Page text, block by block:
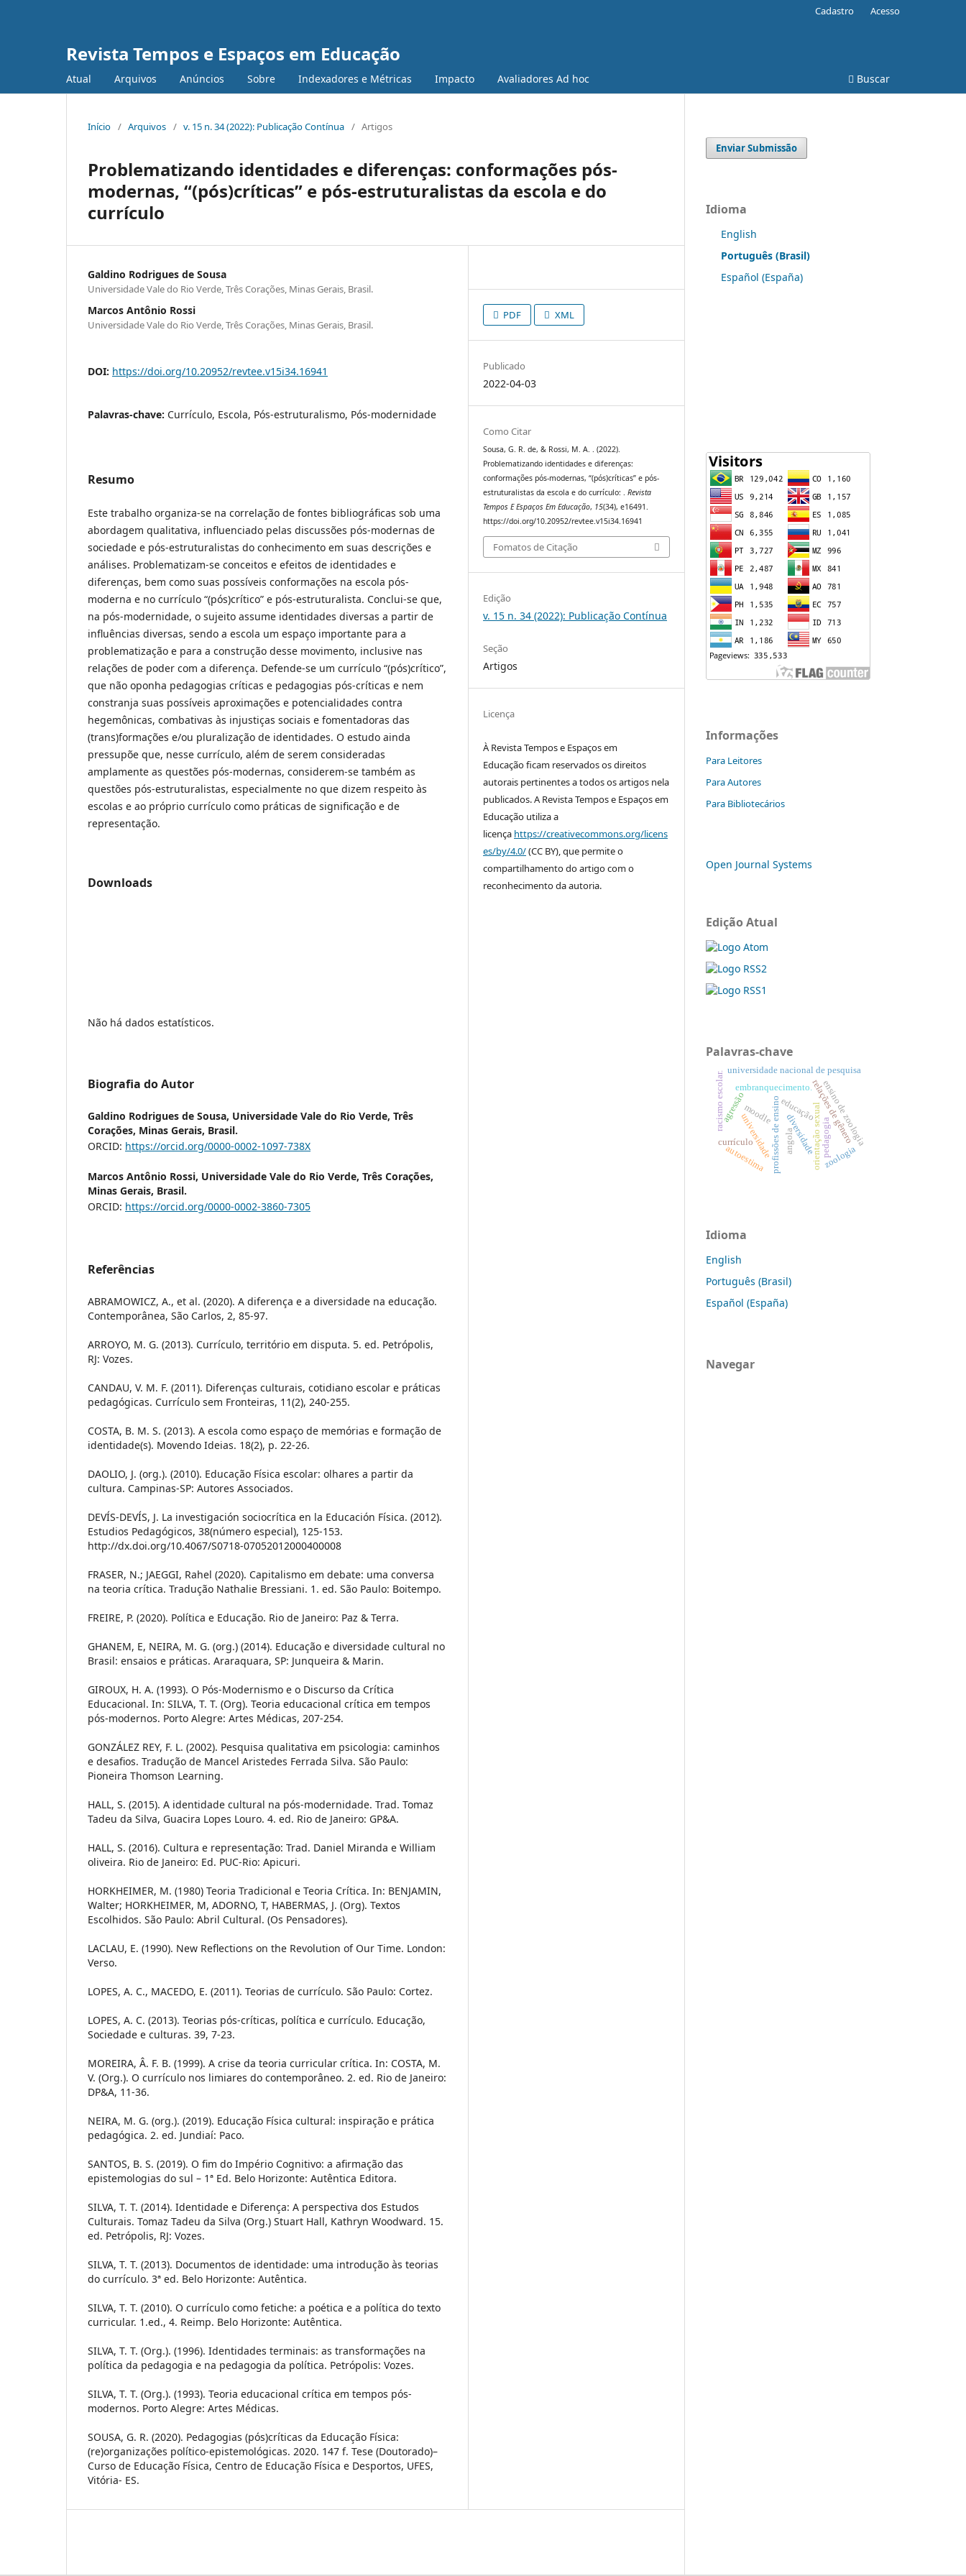
Revista Tempos e Espaços em Educação
Atual Arquivos Anúncios Sobre Indexadores e Métricas Impacto Avaliadores Ad hoc Buscar
Cadastro Acesso
Início / Arquivos / v. 15 n. 34 (2022): Publicação Contínua / Artigos
Problematizando identidades e diferenças: conformações pós-
modernas, “(pós)críticas” e pós-estruturalistas da escola e do
currículo
Galdino Rodrigues de Sousa
Universidade Vale do Rio Verde, Três Corações, Minas Gerais, Brasil.
Marcos Antônio Rossi
Universidade Vale do Rio Verde, Três Corações, Minas Gerais, Brasil.
DOI: https://doi.org/10.20952/revtee.v15i34.16941
Palavras-chave: Currículo, Escola, Pós-estruturalismo, Pós-modernidade
Resumo
Este trabalho organiza-se na correlação de fontes bibliográficas sob uma
abordagem qualitativa, influenciado pelas discussões pós-modernas de
sociedade e pós-estruturalistas do conhecimento em suas descrições e
análises. Problematizam-se conceitos e efeitos de identidades e
diferenças, bem como suas possíveis conformações na escola pós-
moderna e no currículo “(pós)crítico” e pós-estruturalista. Conclui-se que,
na pós-modernidade, o sujeito assume identidades diversas a partir de
influências diversas, sendo a escola um espaço importante para a
problematização e para a construção desse movimento, inclusive nas
relações de poder com a diferença. Defende-se um currículo “(pós)crítico”,
que não oponha pedagogias críticas e pedagogias pós-críticas e nem
constranja suas possíveis aproximações e potencialidades contra
hegemônicas, combativas às injustiças sociais e fomentadoras das
(trans)formações e/ou pluralização de identidades. O estudo ainda
pressupõe que, nesse currículo, além de serem consideradas
amplamente as questões pós-modernas, considerem-se também as
questões pós-estruturalistas, especialmente no que dizem respeito às
escolas e ao próprio currículo como práticas de significação e de
representação.
Downloads
Não há dados estatísticos.
Biografia do Autor
Galdino Rodrigues de Sousa, Universidade Vale do Rio Verde, Três
Corações, Minas Gerais, Brasil.
ORCID: https://orcid.org/0000-0002-1097-738X
Marcos Antônio Rossi, Universidade Vale do Rio Verde, Três Corações,
Minas Gerais, Brasil.
ORCID: https://orcid.org/0000-0002-3860-7305
Referências
ABRAMOWICZ, A., et al. (2020). A diferença e a diversidade na educação.
Contemporânea, São Carlos, 2, 85-97.
ARROYO, M. G. (2013). Currículo, território em disputa. 5. ed. Petrópolis,
RJ: Vozes.
CANDAU, V. M. F. (2011). Diferenças culturais, cotidiano escolar e práticas
pedagógicas. Currículo sem Fronteiras, 11(2), 240-255.
COSTA, B. M. S. (2013). A escola como espaço de memórias e formação de
identidade(s). Movendo Ideias. 18(2), p. 22-26.
DAOLIO, J. (org.). (2010). Educação Física escolar: olhares a partir da
cultura. Campinas-SP: Autores Associados.
DEVÍS-DEVÍS, J. La investigación sociocrítica en la Educación Física. (2012).
Estudios Pedagógicos, 38(número especial), 125-153.
http://dx.doi.org/10.4067/S0718-07052012000400008
FRASER, N.; JAEGGI, Rahel (2020). Capitalismo em debate: uma conversa
na teoria crítica. Tradução Nathalie Bressiani. 1. ed. São Paulo: Boitempo.
FREIRE, P. (2020). Política e Educação. Rio de Janeiro: Paz & Terra.
GHANEM, E, NEIRA, M. G. (org.) (2014). Educação e diversidade cultural no
Brasil: ensaios e práticas. Araraquara, SP: Junqueira & Marin.
GIROUX, H. A. (1993). O Pós-Modernismo e o Discurso da Crítica
Educacional. In: SILVA, T. T. (Org). Teoria educacional crítica em tempos
pós-modernos. Porto Alegre: Artes Médicas, 207-254.
GONZÁLEZ REY, F. L. (2002). Pesquisa qualitativa em psicologia: caminhos
e desafios. Tradução de Mancel Aristedes Ferrada Silva. São Paulo:
Pioneira Thomson Learning.
HALL, S. (2015). A identidade cultural na pós-modernidade. Trad. Tomaz
Tadeu da Silva, Guacira Lopes Louro. 4. ed. Rio de Janeiro: GP&A.
HALL, S. (2016). Cultura e representação: Trad. Daniel Miranda e William
oliveira. Rio de Janeiro: Ed. PUC-Rio: Apicuri.
HORKHEIMER, M. (1980) Teoria Tradicional e Teoria Crítica. In: BENJAMIN,
Walter; HORKHEIMER, M, ADORNO, T, HABERMAS, J. (Org). Textos
Escolhidos. São Paulo: Abril Cultural. (Os Pensadores).
LACLAU, E. (1990). New Reflections on the Revolution of Our Time. London:
Verso.
LOPES, A. C., MACEDO, E. (2011). Teorias de currículo. São Paulo: Cortez.
LOPES, A. C. (2013). Teorias pós-críticas, política e currículo. Educação,
Sociedade e culturas. 39, 7-23.
MOREIRA, Â. F. B. (1999). A crise da teoria curricular crítica. In: COSTA, M.
V. (Org.). O currículo nos limiares do contemporâneo. 2. ed. Rio de Janeiro:
DP&A, 11-36.
NEIRA, M. G. (org.). (2019). Educação Física cultural: inspiração e prática
pedagógica. 2. ed. Jundiaí: Paco.
SANTOS, B. S. (2019). O fim do Império Cognitivo: a afirmação das
epistemologias do sul – 1ª Ed. Belo Horizonte: Autêntica Editora.
SILVA, T. T. (2014). Identidade e Diferença: A perspectiva dos Estudos
Culturais. Tomaz Tadeu da Silva (Org.) Stuart Hall, Kathryn Woodward. 15.
ed. Petrópolis, RJ: Vozes.
SILVA, T. T. (2013). Documentos de identidade: uma introdução às teorias
do currículo. 3ª ed. Belo Horizonte: Autêntica.
SILVA, T. T. (2010). O currículo como fetiche: a poética e a política do texto
curricular. 1.ed., 4. Reimp. Belo Horizonte: Autêntica.
SILVA, T. T. (Org.). (1996). Identidades terminais: as transformações na
política da pedagogia e na pedagogia da política. Petrópolis: Vozes.
SILVA, T. T. (Org.). (1993). Teoria educacional crítica em tempos pós-
modernos. Porto Alegre: Artes Médicas.
SOUSA, G. R. (2020). Pedagogias (pós)críticas da Educação Física:
(re)organizações político-epistemológicas. 2020. 147 f. Tese (Doutorado)–
Curso de Educação Física, Centro de Educação Física e Desportos, UFES,
Vitória- ES.
PDF XML
Publicado
2022-04-03
Como Citar
Sousa, G. R. de, & Rossi, M. A. . (2022).
Problematizando identidades e diferenças:
conformações pós-modernas, “(pós)críticas” e pós-
estruturalistas da escola e do currículo: .Revista
Tempos E Espaços Em Educação, 15(34), e16491.
https://doi.org/10.20952/revtee.v15i34.16941
Fomatos de Citação
Edição
v. 15 n. 34 (2022): Publicação Contínua
Seção
Artigos
Licença
À Revista Tempos e Espaços em
Educação ficam reservados os direitos
autorais pertinentes a todos os artigos nela
publicados. A Revista Tempos e Espaços em
Educação utiliza a
licença https://creativecommons.org/licens
es/by/4.0/(CC BY), que permite o
compartilhamento do artigo com o
reconhecimento da autoria.
Enviar Submissão
Idioma
English
Português (Brasil)
Español (España)
Informações
Para Leitores
Para Autores
Para Bibliotecários
Open Journal Systems
Edição Atual
Palavras-chave
educação
diversidadeorientação sexual
relações de gênero
universidade
universidade nacional de pesquisa
profissões de ensino
currículo ensino de zoologia
zoologia
embranquecimento.
racismo escolar.
angola
moodle
agressão
autoestima
pedagogia
Idioma
English
Português (Brasil)
Español (España)
Navegar